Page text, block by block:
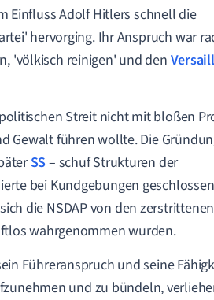
Einfluss Adolf Hitlers schnell die
hervorging. Ihr Anspruch war
'völkisch reinigen' und den
Streit nicht mit bloßen
Gewalt führen wollte. Die
SS– schuf Strukturen der
bei Kundgebungen
die NSDAP von den zerstrittenen
wahrgenommen wurden.
Führeranspruch und seine
und zu bündeln,